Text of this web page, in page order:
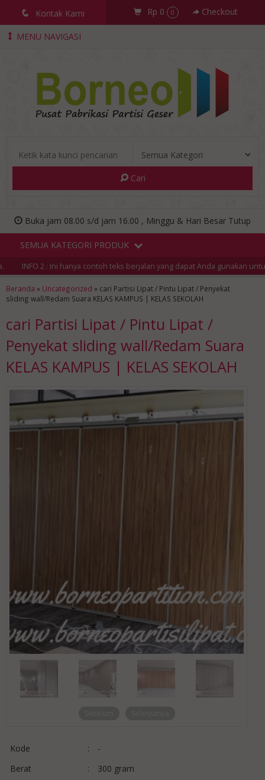
q Kontak Kami Rp 0 0 Checkout
MENU NAVIGASI
Cari
Buka jam 08.00 s/d jam 16.00 , Minggu & Hari Besar Tutup
SEMUA KATEGORI PRODUK
INFO 2 : Ini hanya contoh teks berjalan yang dapat Anda gunakan untuk
Beranda » Uncategorized » cari Partisi Lipat / Pintu Lipat / Penyekat
sliding wall/Redam Suara KELAS KAMPUS | KELAS SEKOLAH
cari Partisi Lipat / Pintu Lipat /
Penyekat sliding wall/Redam Suara
KELAS KAMPUS | KELAS SEKOLAH
Kode :
-
Berat
:
300 gram